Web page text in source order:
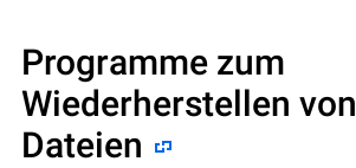
Programme zum
Wiederherstellen
Dateien